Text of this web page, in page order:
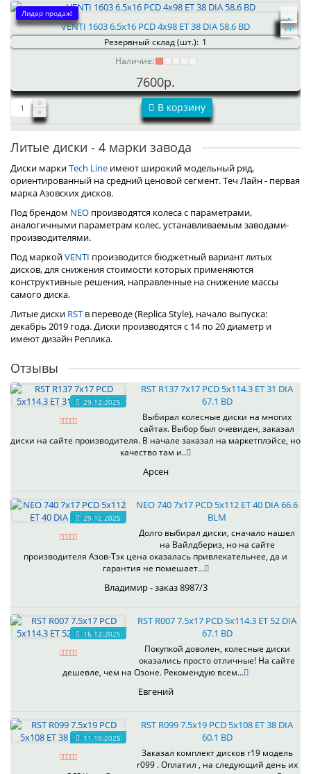
Лидер продаж!
VENTI 1603 6.5x16 PCD 4x98 ET 38 DIA 58.6 BD
Резервный склад (шт.): 1
Наличие:
7600р.
В корзину
Литые диски - 4 марки завода
Диски маркиTech Line имеют широкий модельный ряд,
ориентированный на средний ценовой сегмент. Теч Лайн - первая
марка Азовских дисков.
Под брендом NEO производятся колеса с параметрами,
аналогичными параметрам колес, устанавливаемым заводами-
производителями.
Под маркойVENTI производится бюджетный вариант литых
дисков, для снижения стоимости которых применяются
конструктивные решения, направленные на снижение массы
самого диска.
Литые диски RST в переводе (Replica Style), начало выпуска:
декабрь 2019 года. Диски производятся с 14 по 20 диаметр и
имеют дизайн Реплика.
Отзывы
29.12.2025
RST R137 7x17 PCD 5x114.3 ET 31 DIA
67.1 BD
Выбирал колесные диски на многих
сайтах. Выбор был очевиден, заказал
диски на сайте производителя. В начале заказал на маркетплэйсе, но
качество там и..
Арсен
29.12.2025
NEO 740 7x17 PCD 5x112 ET 40 DIA 66.6
BLM
Долго выбирал диски, сначало нашел
на Вайлдбериз, но на сайте
производителя Азов-Тэк цена оказалась привлекательнее, да и
гарантия не помешает...
Владимир - заказ 8987/3
16.12.2025
RST R007 7.5x17 PCD 5x114.3 ET 52 DIA
67.1 BD
Покупкой доволен, колесные диски
оказались просто отличные! На сайте
дешевле, чем на Озоне. Рекомендую всем...
Евгений
11.10.2025
RST R099 7.5x19 PCD 5x108 ET 38 DIA
60.1 BD
Заказал комплект дисков r19 модель
r099 . Оплатил , на следующий день их